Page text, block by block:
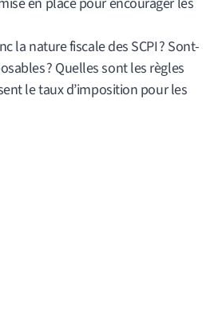
la nature fiscale des SCPI ? Sont-
? Quelles sont les règles
le taux d’imposition pour les